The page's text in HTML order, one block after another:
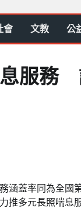
會 文教 公
服務
涵蓋率同為全
推多元長照喘